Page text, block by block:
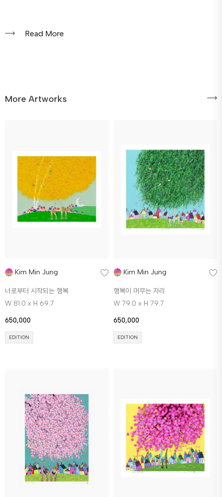
Read More
More Artworks
Kim Min Jung
너로부터 시작되는 행복
W 81.0 x H 69.7
650,000
EDITION
Kim Min Jung
행복이 머무는 자리
W 79.0 x H 79.7
650,000
EDITION